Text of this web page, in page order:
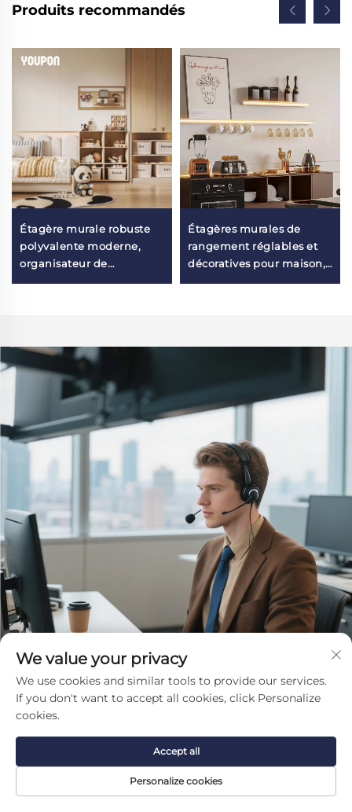
Produits recommandés
Étagère murale robuste
polyvalente moderne,
organisateur de
rangement décoratif pour
Étagères murales de
rangement réglables et
décoratives pour maison,
compatibles avec
Obtenir un devis gratuit
Notre représentant vous contactera sous peu.
We value your privacy
We use cookies and similar tools to provide our services.
If you don't want to accept all cookies, click Personalize
cookies.
Personalize cookies
Accept all